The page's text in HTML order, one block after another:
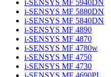
i-SENSYS MF 5940DN
i-SENSYS MF 5880DN
i-SENSYS MF 5840DN
i-SENSYS MF 4890
i-SENSYS MF 4870
i-SENSYS MF 4780w
i-SENSYS MF 4750
i-SENSYS MF 4730
i-SENSYS MF 4690PL